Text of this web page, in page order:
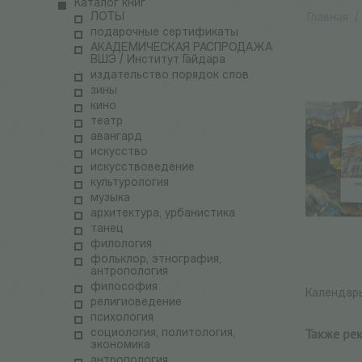
Каталог книг
ЛОТЫ
подарочные сертификаты
АКАДЕМИЧЕСКАЯ РАСПРОДАЖА
ВШЭ / Институт Гайдара
издательство порядок слов
зины
кино
театр
авангард
искусство
искусствоведение
культурология
музыка
архитектура, урбанистика
танец
филология
фольклор, этнография,
антропология
философия
религиоведение
психология
социология, политология,
экономика
Также